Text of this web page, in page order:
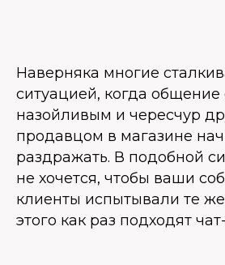
Наверняка многие
ситуацией, когда общение
назойливым и чересчур
продавцом в магазине
раздражать. В подобной
не хочется, чтобы ваши
клиенты испытывали те
этого как раз подходят